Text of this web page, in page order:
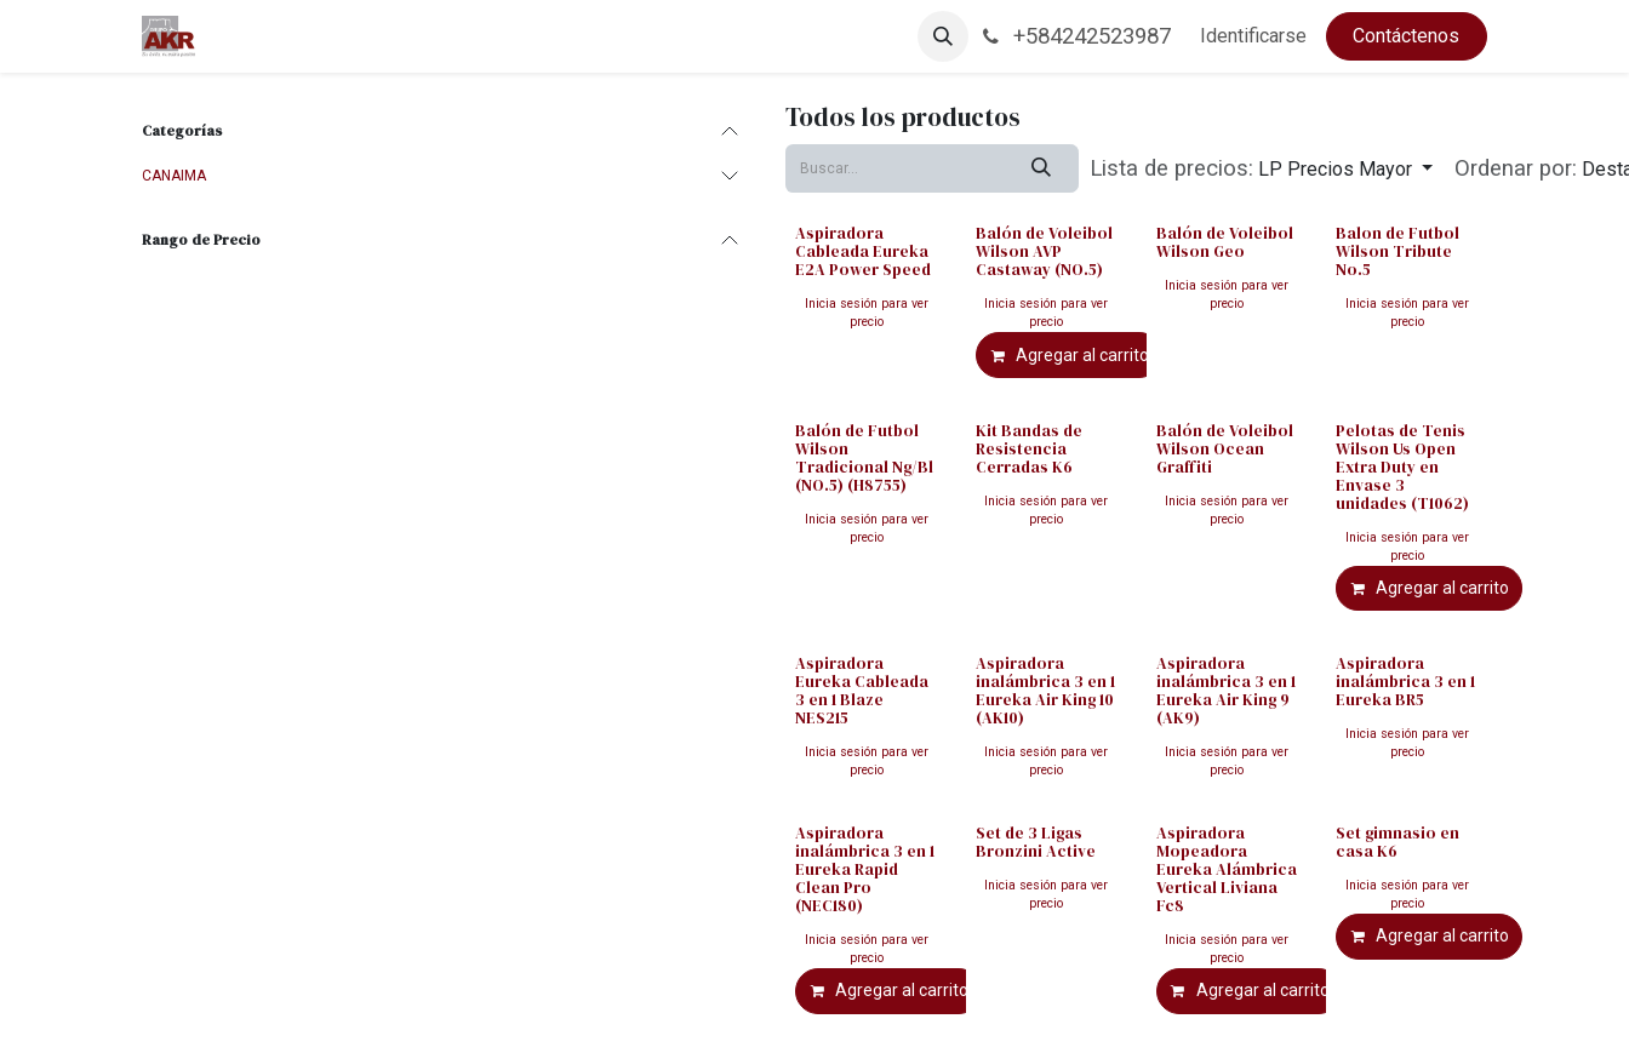
Empleos +584242523987 Identificarse Contáctenos
Categorías
CANAIMA
Rango de Precio
Todos los productos
Lista de precios: LP Precios Mayor Ordenar por:
Aspiradora
Cableada Eureka
E2A Power Speed
Inicia sesión para ver
precio
Balón de Voleibol
Wilson AVP
Castaway (NO.5)
Inicia sesión para ver
precio
Agregar al carrito
Balón de Voleibol
Wilson Geo
Inicia sesión para ver
precio
Balon de Futbol
Wilson Tribute
No.5
Inicia sesión para ver
precio
Balón de Futbol
Wilson
Tradicional Ng/Bl
(NO.5) (H8755)
Inicia sesión para ver
precio
Kit Bandas de
Resistencia
Cerradas K6
Inicia sesión para ver
precio
Balón de Voleibol
Wilson Ocean
Graffiti
Inicia sesión para ver
precio
Pelotas de Tenis
Wilson Us Open
Extra Duty en
Envase 3
unidades (T1062)
Inicia sesión para ver
precio
Agregar al carrito
Aspiradora
Eureka Cableada
3 en 1 Blaze
NES215
Inicia sesión para ver
precio
Aspiradora
inalámbrica 3 en 1
Eureka Air King 10
(AK10)
Inicia sesión para ver
precio
Aspiradora
inalámbrica 3 en 1
Eureka Air King 9
(AK9)
Inicia sesión para ver
precio
Aspiradora
inalámbrica 3 en 1
Eureka BR5
Inicia sesión para ver
precio
Aspiradora
inalámbrica 3 en 1
Eureka Rapid
Clean Pro
(NEC180)
Inicia sesión para ver
precio
Agregar al carrito
Set de 3 Ligas
Bronzini Active
Inicia sesión para ver
precio
Aspiradora
Mopeadora
Eureka Alámbrica
Vertical Liviana
Fc8
Inicia sesión para ver
precio
Agregar al carrito
Set gimnasio en
casa K6
Inicia sesión para ver
precio
Agregar al carrito